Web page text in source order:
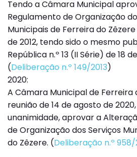
Tendo a Câmara Municipal
Regulamento de Organização
Municipais de Ferreira do
de 2012, tendo sido o mesmo
República n.º 13 (II Série) de 18
(Deliberação n.º 149/2013)
2020:
A Câmara Municipal de Ferreira
reunião de 14 de agosto de
unanimidade, aprovar a
de Organização dos Serviços
do Zêzere. (Deliberação n.º